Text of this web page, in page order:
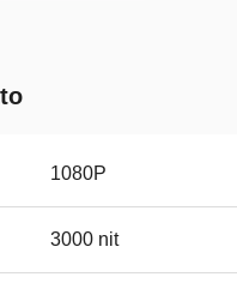
1080P
3000 nit